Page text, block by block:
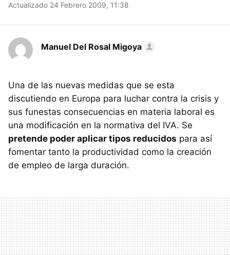
Actualizado 24 Febrero 2009, 11:38
Manuel Del Rosal Migoya
Una de las nuevas medidas que se esta
discutiendo en Europa para luchar contra la crisis y
sus funestas consecuencias en materia laboral es
una modificación en la normativa del IVA. Se
pretende poder aplicar tipos reducidos para así
fomentar tanto la productividad como la creación
de empleo de larga duración.